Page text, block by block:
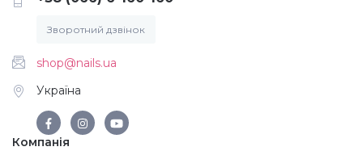
Дезінфекція та стерилізація
Трикутники (каміфубукі)
Зворотний дзвінок
shop@nails.ua
Україна
Компанія